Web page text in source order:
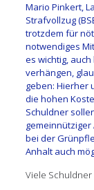
Mario Pinkert,
Strafvollzug
trotzdem für
notwendiges
es wichtig,
verhängen,
geben: Hierher
die hohen
Schuldner
bei der
Anhalt auch
Viele